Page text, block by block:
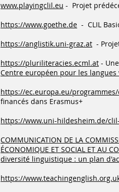
www.playingclil.eu - Projet
https://www.goethe.de - CLIL
https://anglistik.uni-graz.at -
https://pluriliteracies.ecml.at -
Centre européen pour les
https://ec.europa.eu/
financés dans Erasmus+
https://www.uni-hildesheim.de/
COMMUNICATION DE LA
ÉCONOMIQUE ET SOCIAL ET AU
diversité linguistique : un plan
https://